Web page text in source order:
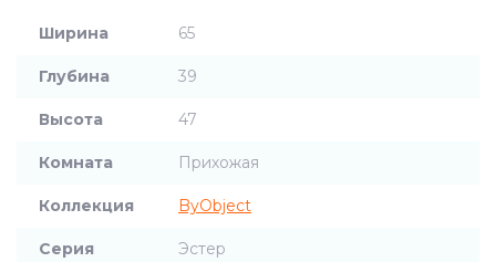
Ширина 65
Глубина 39
Высота 47
Комната Прихожая
Коллекция ByObject
Серия Эстер